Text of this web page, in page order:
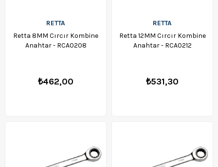
RETTA
Retta 8MM Cırcır Kombine
Anahtar - RCA0208
₺462,00
RETTA
Retta 12MM Cırcır Kombine
Anahtar - RCA0212
₺531,30